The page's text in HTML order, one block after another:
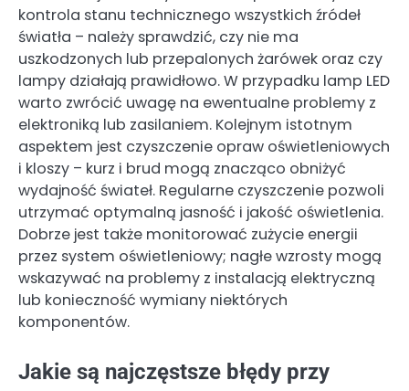
kontrola stanu technicznego wszystkich źródeł
światła – należy sprawdzić, czy nie ma
uszkodzonych lub przepalonych żarówek oraz czy
lampy działają prawidłowo. W przypadku lamp LED
warto zwrócić uwagę na ewentualne problemy z
elektroniką lub zasilaniem. Kolejnym istotnym
aspektem jest czyszczenie opraw oświetleniowych
i kloszy – kurz i brud mogą znacząco obniżyć
wydajność świateł. Regularne czyszczenie pozwoli
utrzymać optymalną jasność i jakość oświetlenia.
Dobrze jest także monitorować zużycie energii
przez system oświetleniowy; nagłe wzrosty mogą
wskazywać na problemy z instalacją elektryczną
lub konieczność wymiany niektórych
komponentów.
Jakie są najczęstsze błędy przy